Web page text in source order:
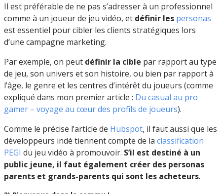
Il est préférable de ne pas s’adresser à un professionnel
comme à un joueur de jeu vidéo, et définir les personas
est essentiel pour cibler les clients stratégiques lors
d’une campagne marketing.
Par exemple, on peut définir la cible par rapport au type
de jeu, son univers et son histoire, ou bien par rapport à
l’âge, le genre et les centres d’intérêt du joueurs (comme
expliqué dans mon premier article : Du casual au pro
gamer – voyage au cœur des profils de joueurs).
Comme le précise l’article de Hubspot, il faut aussi que les
développeurs indé tiennent compte de la classification
PEGI du jeu vidéo à promouvoir. S’il est destiné à un
public jeune, il faut également créer des personas
parents et grands-parents qui sont les acheteurs.